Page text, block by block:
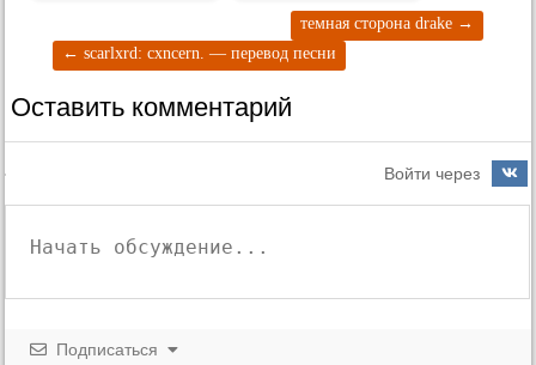
темная сторона drake →
← scarlxrd: cxncern. — перевод песни
Оставить комментарий
Войти через
Подписаться